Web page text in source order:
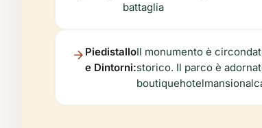
battaglia
Piedistallo
e Dintorni:
Il monumento è
storico. Il parco è